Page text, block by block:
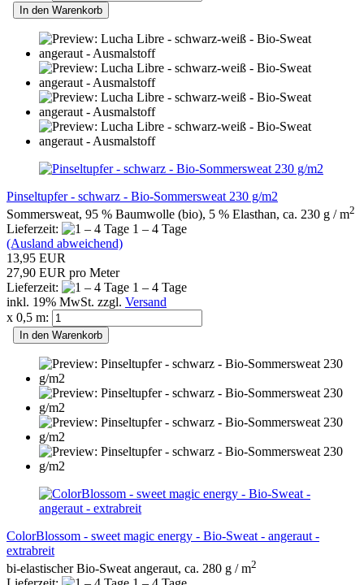
In den Warenkorb
Pinseltupfer - schwarz - Bio-Sommersweat 230 g/m2
Sommersweat, 95 % Baumwolle (bio), 5 % Elasthan, ca. 230 g / m2
Lieferzeit:
1 – 4 Tage
(Ausland abweichend)
13,95 EUR
27,90 EUR pro Meter
Lieferzeit:
1 – 4 Tage
inkl. 19% MwSt. zzgl. Versand
x 0,5 m:
In den Warenkorb
ColorBlossom - sweet magic energy - Bio-Sweat - angeraut -
extrabreit
bi-elastischer Bio-Sweat angeraut, ca. 280 g / m2